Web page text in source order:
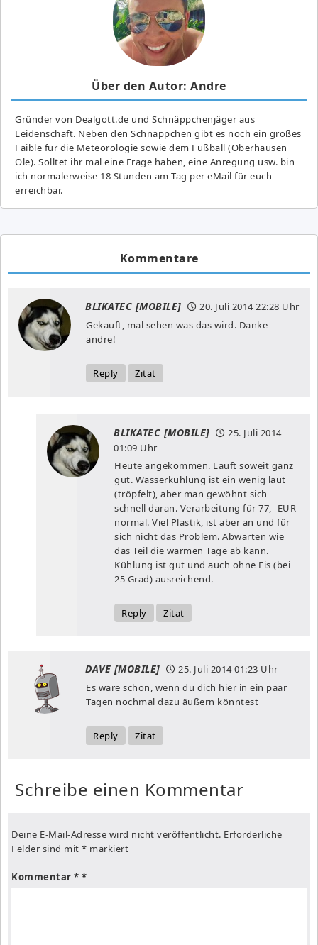
Über den Autor: Andre
Gründer von Dealgott.de und Schnäppchenjäger aus
Leidenschaft. Neben den Schnäppchen gibt es noch ein großes
Fai­ble für die Meteorologie sowie dem Fußball (Oberhausen
Ole). Solltet ihr mal eine Frage haben, eine Anregung usw. bin
ich normalerweise 18 Stunden am Tag per eMail für euch
erreichbar.
Kommentare
BLIKATEC [MOBILE] 20. Juli 201422:28 Uhr
Gekauft, mal sehen was das wird. Danke
andre!
Reply Zitat
BLIKATEC [MOBILE]
25. Juli 2014
01:09 Uhr
Heute angekommen. Läuft soweit ganz
gut. Wasserkühlung ist ein wenig laut
(tröpfelt), aber man gewöhnt sich
schnell daran. Verarbeitung für 77,- EUR
normal. Viel Plastik, ist aber an und für
sich nicht das Problem. Abwarten wie
das Teil die warmen Tage ab kann.
Kühlung ist gut und auch ohne Eis (bei
25 Grad) ausreichend.
Reply Zitat
DAVE [MOBILE] 25. Juli 201401:23 Uhr
Es wäre schön, wenn du dich hier in ein paar
Tagen nochmal dazu äußern könntest
Reply Zitat
Schreibe einen Kommentar
Deine E-Mail-Adresse wird nicht veröffentlicht. Erforderliche
Felder sind mit * markiert
Kommentar *